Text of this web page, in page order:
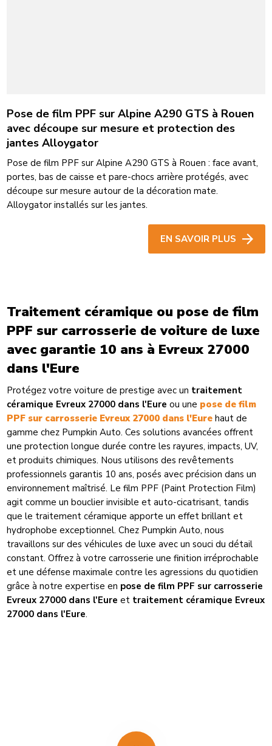
Pose de film PPF sur Alpine A290 GTS à Rouen
avec découpe sur mesure et protection des
jantes Alloygator
Pose de film PPF sur Alpine A290 GTS à Rouen : face avant,
portes, bas de caisse et pare-chocs arrière protégés, avec
découpe sur mesure autour de la décoration mate.
Alloygator installés sur les jantes.
EN SAVOIR PLUS
Traitement céramique ou pose de film
PPF sur carrosserie de voiture de luxe
avec garantie 10 ans à Evreux 27000
dans l'Eure
Protégez votre voiture de prestige avec un traitement
céramique Evreux 27000 dans l'Eure ou une pose de film
PPF sur carrosserie Evreux 27000 dans l'Eure haut de
gamme chez Pumpkin Auto. Ces solutions avancées offrent
une protection longue durée contre les rayures, impacts, UV,
et produits chimiques. Nous utilisons des revêtements
professionnels garantis 10 ans, posés avec précision dans un
environnement maîtrisé. Le film PPF (Paint Protection Film)
agit comme un bouclier invisible et auto-cicatrisant, tandis
que le traitement céramique apporte un effet brillant et
hydrophobe exceptionnel. Chez Pumpkin Auto, nous
travaillons sur des véhicules de luxe avec un souci du détail
constant. Offrez à votre carrosserie une finition irréprochable
et une défense maximale contre les agressions du quotidien
grâce à notre expertise en pose de film PPF sur carrosserie
Evreux 27000 dans l'Eure et traitement céramique Evreux
27000 dans l'Eure.